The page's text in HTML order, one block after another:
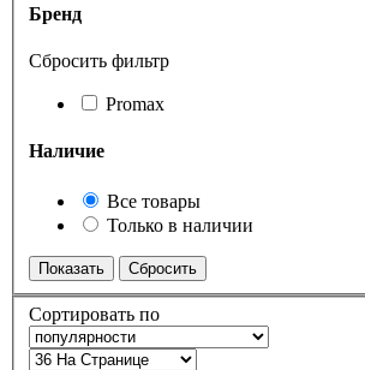
Бренд
Сбросить фильтр
Promax
Наличие
Все товары
Только в наличии
Сортировать по